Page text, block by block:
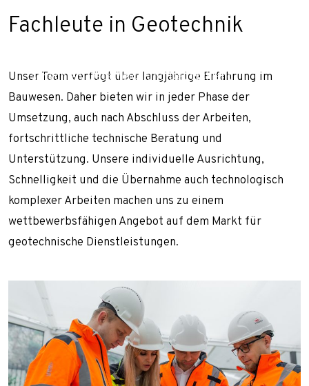
Sicherung von Hängen und Böschungen
Stahlnetze
Tunnelarbeiten
Karriere
Kontakt
Projektdurchführungen
Startseite-old
Technologien
Über uns
Maschinenpark
Wir führen geotechnische Arbeiten in ganz Polen
Tschechien, Österreich und Deutschland.
Fachleute in Geotechnik
Unser Team verfügt über langjährige Erfahrung im
Bauwesen. Daher bieten wir in jeder Phase der
Umsetzung, auch nach Abschluss der Arbeiten,
fortschrittliche technische Beratung und
Unterstützung. Unsere individuelle Ausrichtung,
Schnelligkeit und die Übernahme auch technologisch
komplexer Arbeiten machen uns zu einem
wettbewerbsfähigen Angebot auf dem Markt für
geotechnische Dienstleistungen.